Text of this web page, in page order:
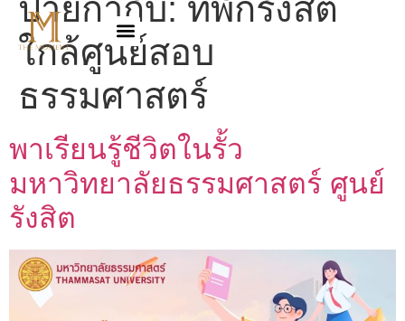
ป้ายกำกับ: ที่พักรังสิต
ใกล้ศูนย์สอบ
ธรรมศาสตร์
พาเรียนรู้ชีวิตในรั้ว
มหาวิทยาลัยธรรมศาสตร์ ศูนย์
รังสิต